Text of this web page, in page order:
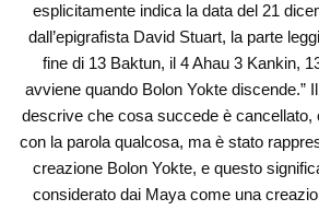
esplicitamente indica la data del 21
dall’epigrafista David Stuart, la parte
fine di 13 Baktun, il 4 Ahau 3 Kankin,
avviene quando Bolon Yokte discende.”
descrive che cosa succede è cancellato,
con la parola qualcosa, ma è stato
creazione Bolon Yokte, e questo
considerato dai Maya come una